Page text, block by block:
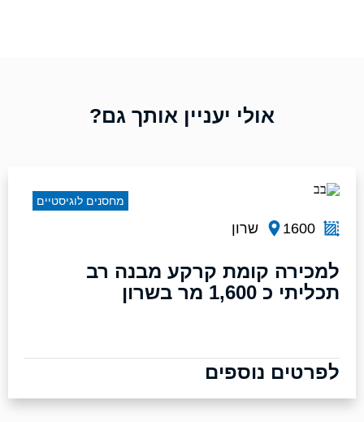
אולי יעניין אותך גם?
1600 שרון
למכירה קומת קרקע מבנה רב
תכליתי כ 1,600 מר בשרון
לפרטים נוספים
מחסנים לוגיסטיים